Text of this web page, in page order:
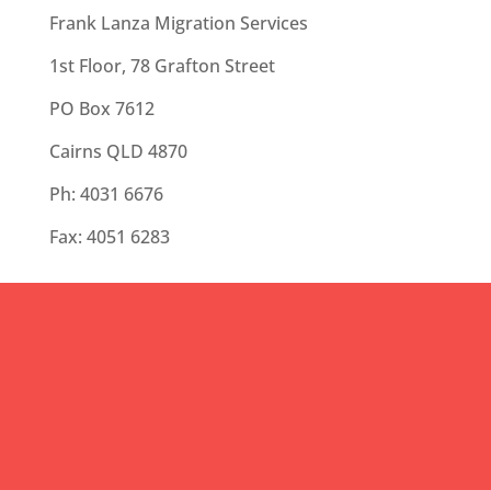
Frank Lanza Migration Services
1st Floor, 78 Grafton Street
PO Box 7612
Cairns QLD 4870
Ph: 4031 6676
Fax: 4051 6283